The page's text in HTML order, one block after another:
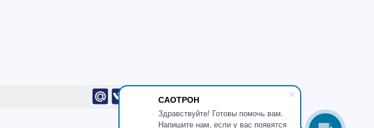
САОТРОН
Здравствуйте! Готовы помочь вам.
Напишите нам, если у вас появятся